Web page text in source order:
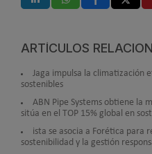
ARTÍCULOS
Jaga impulsa la climatización
sostenibles
ABN Pipe Systems obtiene la
sitúa en el TOP 15% global en
ista se asocia a Forética para
sostenibilidad y la gestión